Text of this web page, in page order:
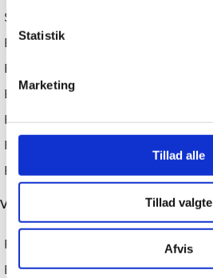
Statistik
Marketing
Tillad alle
Tillad valgte
Afvis
Suzuki
Brugte biler
Erhverv
EL
Hybrid
Kampagner
Find bilhus
Værksted
Find værksted
Book værkstedstid